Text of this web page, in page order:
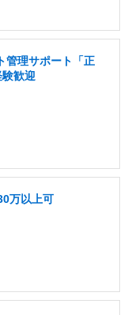
管理サポート「正
歓迎
万以上可